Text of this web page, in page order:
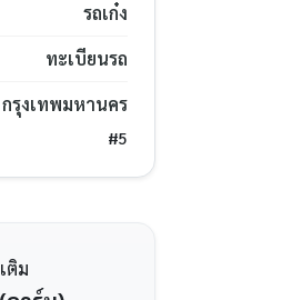
รถเก๋ง
ทะเบียนรถ
กรุงเทพมหานคร
#5
ติม